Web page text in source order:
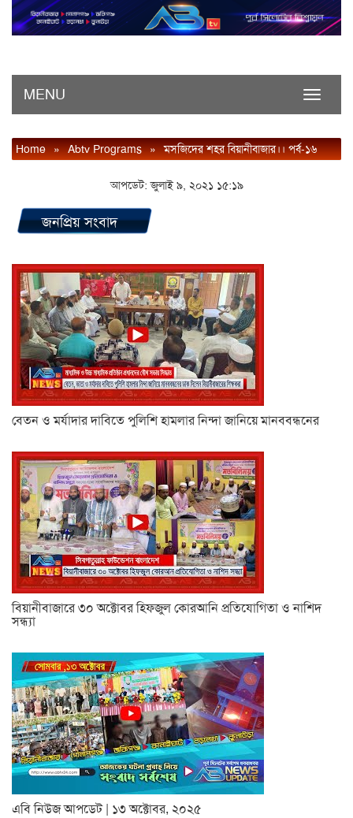
Toggle
MENU
Home » Abtv Programs » মসজিদের শহর বিয়ানীবাজার।। পর্ব-১৬
আপডেট: জুলাই ৯, ২০২১ ১৫:১৯
জনপ্রিয় সংবাদ
বেতন ও মর্যাদার দাবিতে পুলিশি হামলার নিন্দা জানিয়ে মানববন্ধনের
বিয়ানীবাজারে ৩০ অক্টোবর হিফজুল কোরআনি প্রতিযোগিতা ও নাশিদ
সন্ধ্যা
এবি নিউজ আপডেট | ১৩ অক্টোবর, ২০২৫